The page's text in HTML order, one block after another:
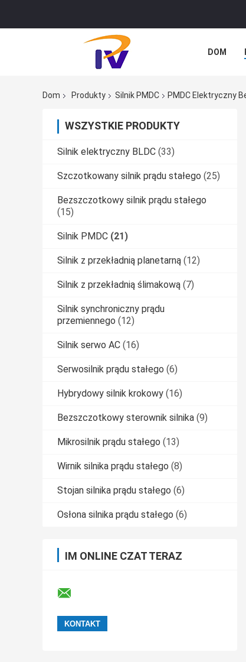
DOM
Dom
Produkty Silnik PMDC PMDC Elektryczny
WSZYSTKIE PRODUKTY
Silnik elektryczny BLDC (33)
Szczotkowany silnik prądu stałego (25)
Bezszczotkowy silnik prądu stałego
(15)
Silnik PMDC (21)
Silnik z przekładnią planetarną (12)
Silnik z przekładnią ślimakową (7)
Silnik synchroniczny prądu
przemiennego (12)
Silnik serwo AC (16)
Serwosilnik prądu stałego (6)
Hybrydowy silnik krokowy (16)
Bezszczotkowy sterownik silnika (9)
Mikrosilnik prądu stałego (13)
Wirnik silnika prądu stałego (8)
Stojan silnika prądu stałego (6)
Osłona silnika prądu stałego (6)
IM ONLINE CZAT TERAZ